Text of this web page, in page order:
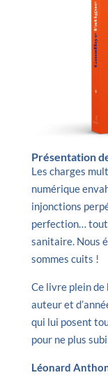
Présentation
Les charges
numérique
injonctions
perfection…
sanitaire. Nous
sommes cuits !
Ce livre plein de
auteur et
qui lui posent
pour ne plus
Léonard